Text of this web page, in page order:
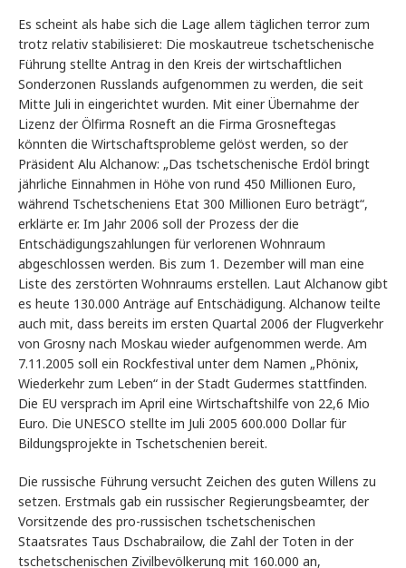
Es scheint als habe sich die Lage allem täglichen terror zum
trotz relativ stabilisieret: Die moskautreue tschetschenische
Führung stellte Antrag in den Kreis der wirtschaftlichen
Sonderzonen Russlands aufgenommen zu werden, die seit
Mitte Juli in eingerichtet wurden. Mit einer Übernahme der
Lizenz der Ölfirma Rosneft an die Firma Grosneftegas
könnten die Wirtschaftsprobleme gelöst werden, so der
Präsident Alu Alchanow: „Das tschetschenische Erdöl bringt
jährliche Einnahmen in Höhe von rund 450 Millionen Euro,
während Tschetscheniens Etat 300 Millionen Euro beträgt“,
erklärte er. Im Jahr 2006 soll der Prozess der die
Entschädigungszahlungen für verlorenen Wohnraum
abgeschlossen werden. Bis zum 1. Dezember will man eine
Liste des zerstörten Wohnraums erstellen. Laut Alchanow gibt
es heute 130.000 Anträge auf Entschädigung. Alchanow teilte
auch mit, dass bereits im ersten Quartal 2006 der Flugverkehr
von Grosny nach Moskau wieder aufgenommen werde. Am
7.11.2005 soll ein Rockfestival unter dem Namen „Phönix,
Wiederkehr zum Leben“ in der Stadt Gudermes stattfinden.
Die EU versprach im April eine Wirtschaftshilfe von 22,6 Mio
Euro. Die UNESCO stellte im Juli 2005 600.000 Dollar für
Bildungsprojekte in Tschetschenien bereit.
Die russische Führung versucht Zeichen des guten Willens zu
setzen. Erstmals gab ein russischer Regierungsbeamter, der
Vorsitzende des pro-russischen tschetschenischen
Staatsrates Taus Dschabrailow, die Zahl der Toten in der
tschetschenischen Zivilbevölkerung mit 160.000 an,